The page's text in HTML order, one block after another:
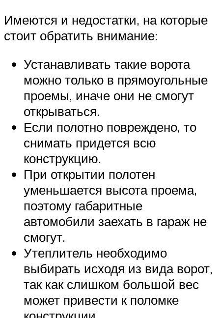
Имеются и недостатки, на которые
стоит обратить внимание:
Устанавливать такие ворота
можно только в прямоугольные
проемы, иначе они не смогут
открываться.
Если полотно повреждено, то
снимать придется всю
конструкцию.
При открытии полотен
уменьшается высота проема,
поэтому габаритные
автомобили заехать в гараж не
смогут.
Утеплитель необходимо
выбирать исходя из вида ворот,
так как слишком большой вес
может привести к поломке